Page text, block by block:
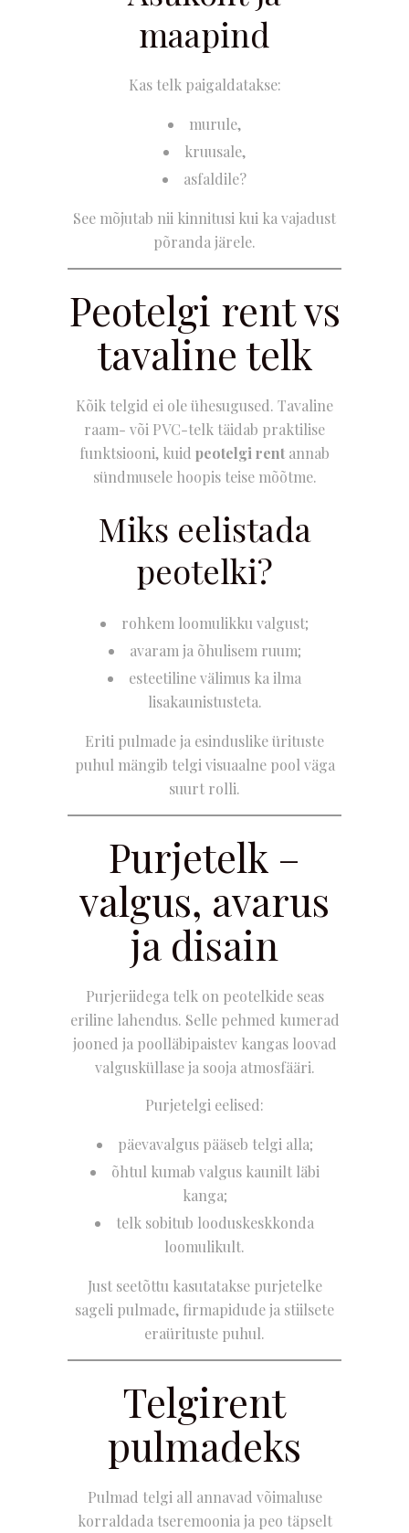
maapind
Kas telk paigaldatakse:
murule,
kruusale,
asfaldile?
See mõjutab nii kinnitusi kui ka vajadust
põranda järele.
Peotelgi rent vs
tavaline telk
Kõik telgid ei ole ühesugused. Tavaline
raam- või PVC-telk täidab praktilise
funktsiooni, kuid peotelgi rentannab
sündmusele hoopis teise mõõtme.
Miks eelistada
peotelki?
rohkem loomulikku valgust;
avaram ja õhulisem ruum;
esteetiline välimus ka ilma
lisakaunistusteta.
Eriti pulmade ja esinduslike ürituste
puhul mängib telgi visuaalne pool väga
suurt rolli.
Purjetelk –
valgus, avarus
ja disain
Purjeriidega telk on peotelkide seas
eriline lahendus. Selle pehmed kumerad
jooned ja poolläbipaistev kangas loovad
valgusküllase ja sooja atmosfääri.
Purjetelgi eelised:
päevavalgus pääseb telgi alla;
õhtul kumab valgus kaunilt läbi
kanga;
telk sobitub looduskeskkonda
loomulikult.
Just seetõttu kasutatakse purjetelke
sageli pulmade, firmapidude ja stiilsete
eraürituste puhul.
Telgirent
pulmadeks
Pulmad telgi all annavad võimaluse
korraldada tseremoonia ja peo täpselt